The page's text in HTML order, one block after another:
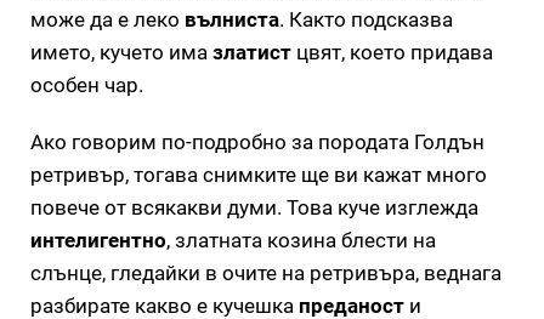
може да е леко вълниста. Както подсказва
името, кучето има златист цвят, което придава
особен чар.
Ако говорим по-подробно за породата Голдън
ретривър, тогава снимките ще ви кажат много
повече от всякакви думи. Това куче изглежда
интелигентно, златната козина блести на
слънце, гледайки в очите на ретривъра, веднага
разбирате какво е кучешка преданост и